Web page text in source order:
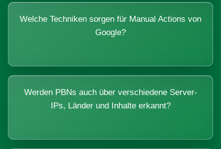
Welche Techniken sorgen für Manual Actions von
Google?
Werden PBNs auch über verschiedene Server-
IPs, Länder und Inhalte erkannt?